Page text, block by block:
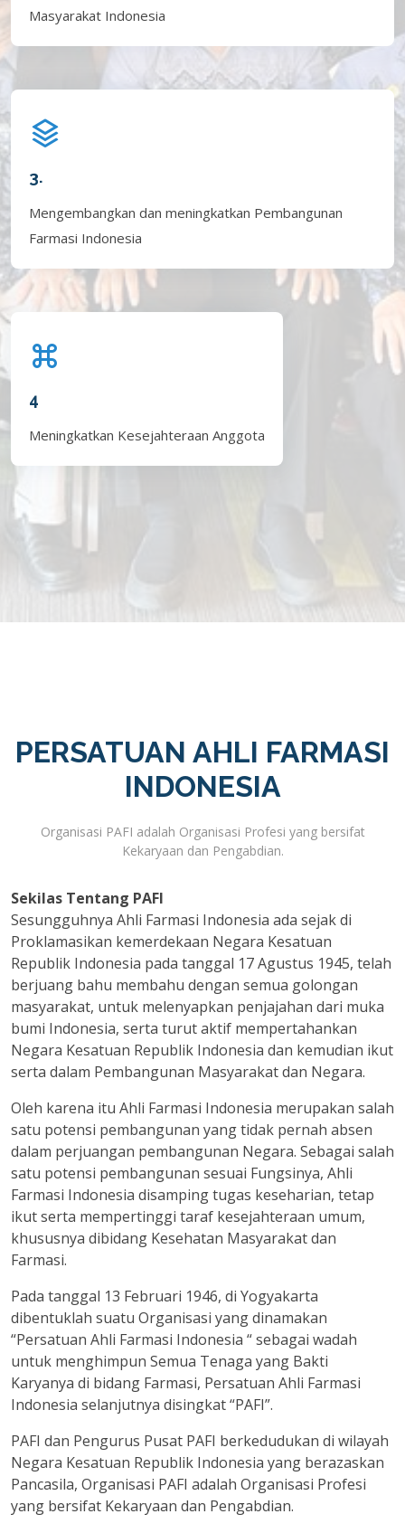
Masyarakat Indonesia
3.
Mengembangkan dan meningkatkan Pembangunan
Farmasi Indonesia
4
Meningkatkan Kesejahteraan Anggota
PERSATUAN AHLI FARMASI
INDONESIA
Organisasi PAFI adalah Organisasi Profesi yang bersifat
Kekaryaan dan Pengabdian.
Sekilas Tentang PAFI
Sesungguhnya Ahli Farmasi Indonesia ada sejak di
Proklamasikan kemerdekaan Negara Kesatuan
Republik Indonesia pada tanggal 17 Agustus 1945, telah
berjuang bahu membahu dengan semua golongan
masyarakat, untuk melenyapkan penjajahan dari muka
bumi Indonesia, serta turut aktif mempertahankan
Negara Kesatuan Republik Indonesia dan kemudian ikut
serta dalam Pembangunan Masyarakat dan Negara.
Oleh karena itu Ahli Farmasi Indonesia merupakan salah
satu potensi pembangunan yang tidak pernah absen
dalam perjuangan pembangunan Negara. Sebagai salah
satu potensi pembangunan sesuai Fungsinya, Ahli
Farmasi Indonesia disamping tugas keseharian, tetap
ikut serta mempertinggi taraf kesejahteraan umum,
khususnya dibidang Kesehatan Masyarakat dan
Farmasi.
Pada tanggal 13 Februari 1946, di Yogyakarta
dibentuklah suatu Organisasi yang dinamakan
“Persatuan Ahli Farmasi Indonesia “ sebagai wadah
untuk menghimpun Semua Tenaga yang Bakti
Karyanya di bidang Farmasi, Persatuan Ahli Farmasi
Indonesia selanjutnya disingkat “PAFI”.
PAFI dan Pengurus Pusat PAFI berkedudukan di wilayah
Negara Kesatuan Republik Indonesia yang berazaskan
Pancasila, Organisasi PAFI adalah Organisasi Profesi
yang bersifat Kekaryaan dan Pengabdian.